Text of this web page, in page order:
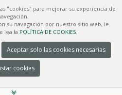
"cookies" para mejorar su experiencia de
su navegación por nuestro sitio web, le
lea la POLÍTICA DE COOKIES.
Aceptar solo las cookies necesarias
cookies